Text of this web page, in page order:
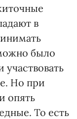
в
было
Но при
опять
То есть